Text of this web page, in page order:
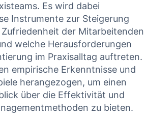
‌Es ⁢wird dabei
Instrumente ‍zur Steigerung
der ​Mitarbeitenden
welche ‌Herausforderungen⁢
im Praxisalltag​ auftreten.
empirische‌ Erkenntnisse⁤ und
herangezogen, um einen
über die Effektivität⁣ und
zu bieten.